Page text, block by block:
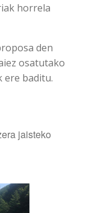
horrela
den
osatutako
ere baditu.
jaisteko